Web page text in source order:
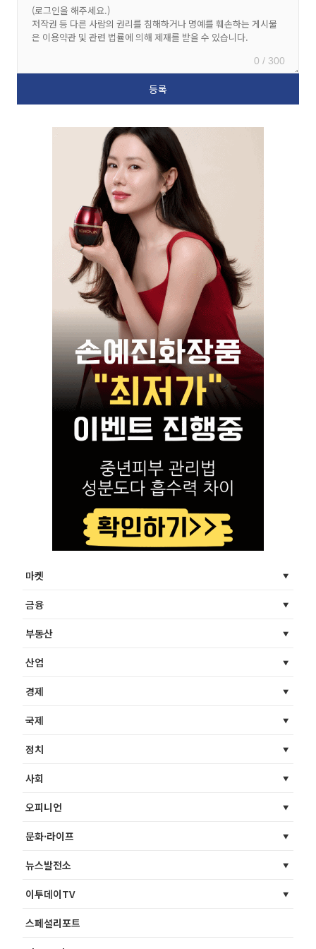
0 / 300
마켓
금융
부동산
산업
경제
국제
정치
사회
오피니언
문화·라이프
뉴스발전소
이투데이TV
스페셜리포트